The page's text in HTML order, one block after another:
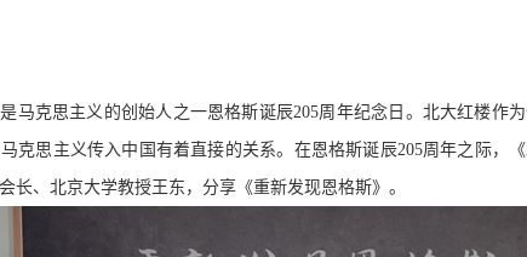
是马克思主义的创始人之一恩格斯诞辰205周年纪念日。北大红楼作
克思主义传入中国有着直接的关系。在恩格斯诞辰205周年之际，
长、北京大学教授王东，分享《重新发现恩格斯》。